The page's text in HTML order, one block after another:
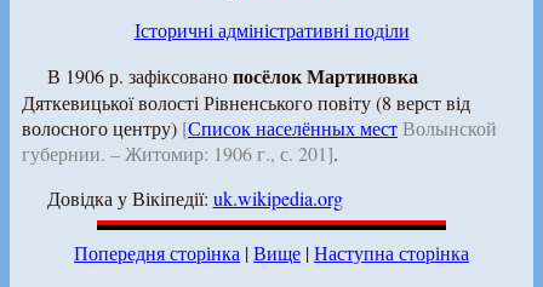
Історичні адміністративні поділи
В 1906 р. зафіксованопосёлок Мартиновка
Дяткевицької волості Рівненського повіту (8 верст від
волосного центру) [Список населённых местВолынской
губернии. – Житомир: 1906 г., с. 201].
Довідка у Вікіпедії: uk.wikipedia.org
Попередня сторінка |Вище |Наступна сторінка